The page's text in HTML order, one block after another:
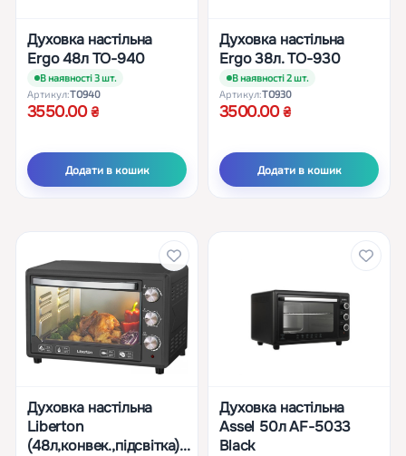
Духовка настільна
Ergo 48л TO-940
В наявності 3 шт.
Артикул:TO940
3550.00
Додати в кошик
Духовка настільна
Ergo 38л. TO-930
В наявності 2 шт.
Артикул:TO930
3500.00
Додати в кошик
Духовка настільна
Liberton
(48л,конвек.,підсвітка)...
Духовка настільна
Assel 50л AF-5033
Black